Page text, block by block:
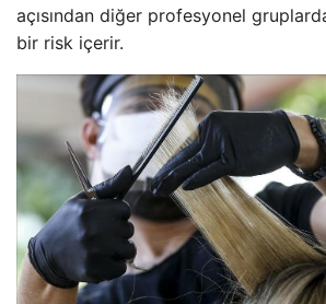
açısından diğer profesyonel
bir risk içerir.